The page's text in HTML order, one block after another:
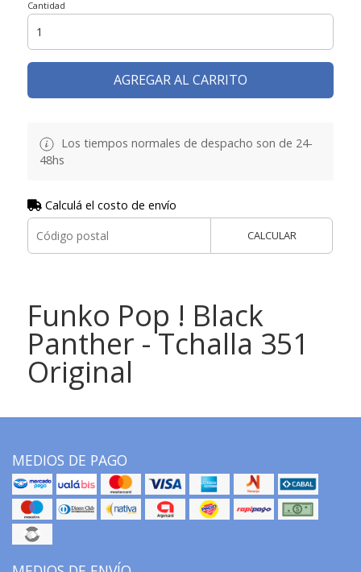
Cantidad
AGREGAR AL CARRITO
Los tiempos normales de despacho son de 24-
48hs
Calculá el costo de envío
CALCULAR
Funko Pop ! Black
Panther - Tchalla 351
Original
MEDIOS DE PAGO